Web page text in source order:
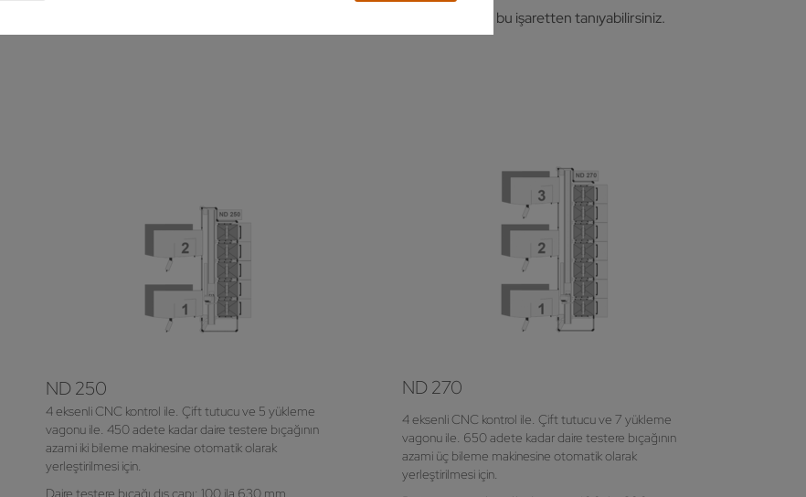
ve bu nedenle tam otomatik komple işleme için ilk tercih olan makineleri bu işaretten tanıyabilirsiniz.
ND 250
4 eksenli CNC kontrol ile. Çift tutucu ve 5 yükleme
vagonu ile. 450 adete kadar daire testere bıçağının
azami iki bileme makinesine otomatik olarak
yerleştirilmesi için.
Daire testere bıçağı dış çapı: 100 ila 630 mm
ND 270
4 eksenli CNC kontrol ile. Çift tutucu ve 7 yükleme
vagonu ile. 650 adete kadar daire testere bıçağının
azami üç bileme makinesine otomatik olarak
yerleştirilmesi için.